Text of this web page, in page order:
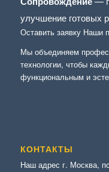
улучшение готовых
Оставить заявку Наши
Мы объединяем
технологии, чтобы
функциональным и
КОНТАКТЫ
Наш адрес г. Москва,